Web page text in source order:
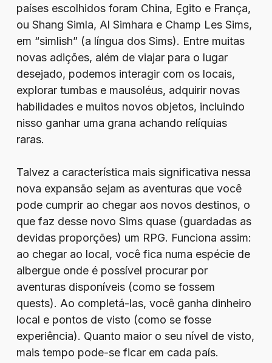
países escolhidos foram China, Egito e França,
ou Shang Simla, Al Simhara e Champ Les Sims,
em “simlish” (a língua dos Sims). Entre muitas
novas adições, além de viajar para o lugar
desejado, podemos interagir com os locais,
explorar tumbas e mausoléus, adquirir novas
habilidades e muitos novos objetos, incluindo
nisso ganhar uma grana achando relíquias
raras.
Talvez a característica mais significativa nessa
nova expansão sejam as aventuras que você
pode cumprir ao chegar aos novos destinos, o
que faz desse novo Sims quase (guardadas as
devidas proporções) um RPG. Funciona assim:
ao chegar ao local, você fica numa espécie de
albergue onde é possível procurar por
aventuras disponíveis (como se fossem
quests). Ao completá-las, você ganha dinheiro
local e pontos de visto (como se fosse
experiência). Quanto maior o seu nível de visto,
mais tempo pode-se ficar em cada país.